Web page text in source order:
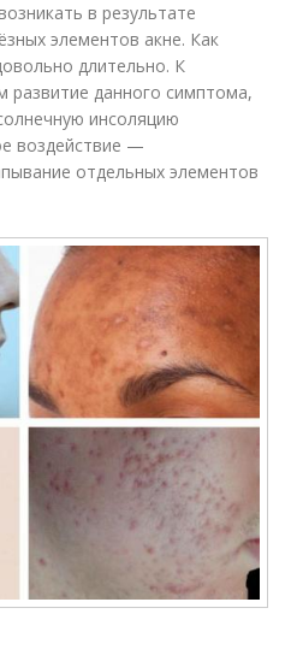
в результате
элементов акне. Как
длительно. К
данного симптома,
инсоляцию
воздействие —
отдельных элементов